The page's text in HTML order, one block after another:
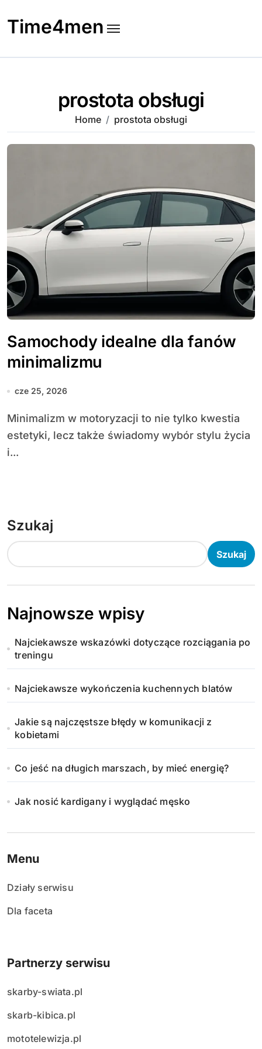
to
content
Time4men
prostota obsługi
Home prostota obsługi
Samochody idealne dla fanów
minimalizmu
cze 25, 2026
Minimalizm w motoryzacji to nie tylko kwestia
estetyki, lecz także świadomy wybór stylu życia
i...
Szukaj
Szukaj
Najnowsze wpisy
Najciekawsze wskazówki dotyczące rozciągania po
treningu
Najciekawsze wykończenia kuchennych blatów
Jakie są najczęstsze błędy w komunikacji z
kobietami
Co jeść na długich marszach, by mieć energię?
Jak nosić kardigany i wyglądać męsko
Menu
Działy serwisu
Dla faceta
Partnerzy serwisu
skarby-swiata.pl
skarb-kibica.pl
mototelewizja.pl